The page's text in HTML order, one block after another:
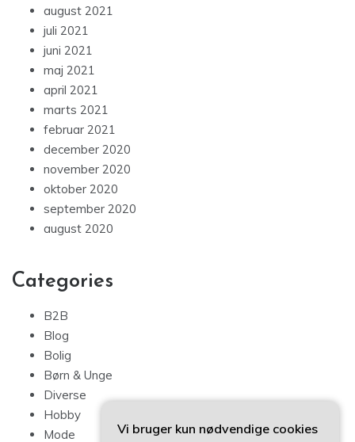
august 2021
juli 2021
juni 2021
maj 2021
april 2021
marts 2021
februar 2021
december 2020
november 2020
oktober 2020
september 2020
august 2020
Categories
B2B
Blog
Bolig
Børn & Unge
Diverse
Hobby
Mode
Vi bruger kun nødvendige cookies